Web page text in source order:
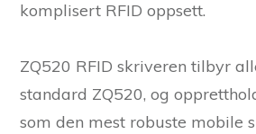
komplisert RFID oppsett.
ZQ520 RFID skriveren tilbyr
standard ZQ520, og
som den mest robuste mobile